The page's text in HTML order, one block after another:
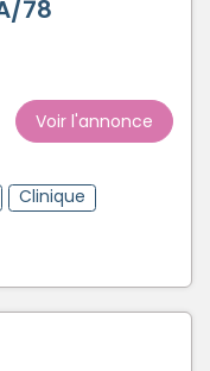
78
Voir l'annonce
Clinique